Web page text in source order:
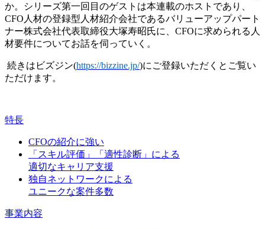
か。シリーズ第一回目のゲストは本連載のホストであり、
CFO 人材の登録型人材紹介会社であるバリューアップパート
ナー株式会社代表取締役大塚寿昭氏に、 CFOに求められる人
材要件についてお話を伺っていく。
続きはビズジン(https://bizzine.jp/)にご登録いただくとご覧い
ただけます。
特長
CFOの紹介に強い
「スキル評価」「適性診断」による
適切なキャリア支援
独自ネットワークによる
ユニークな案件多数
事業内容